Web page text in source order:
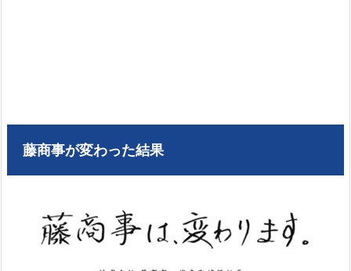
藤商事が変わった結果